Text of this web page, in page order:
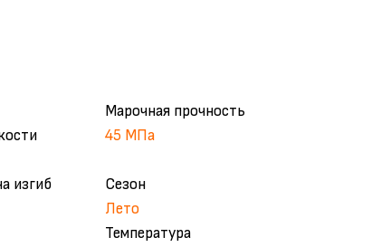
Марочная прочность
45 МПа
изгиб
Сезон
Лето
Температура